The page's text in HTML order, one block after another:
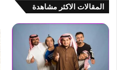
المقالات الاكثر مشاهدة